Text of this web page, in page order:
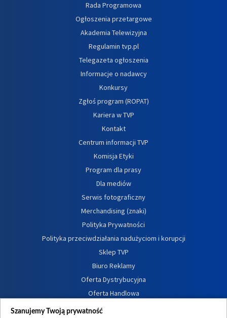
Rada Programowa
Ogłoszenia przetargowe
Akademia Telewizyjna
Regulamin tvp.pl
Telegazeta ogłoszenia
Informacje o nadawcy
Konkursy
Zgłoś program (ROPAT)
Kariera w TVP
Kontakt
Centrum informacji TVP
Komisja Etyki
Program dla prasy
Dla mediów
Serwis fotograficzny
Merchandising (znaki)
Polityka Prywatności
Polityka przeciwdziałania nadużyciom i korupcji
Sklep TVP
Biuro Reklamy
Oferta Dystrybucyjna
Oferta Handlowa
Dostępność
Szanujemy Twoją prywatność